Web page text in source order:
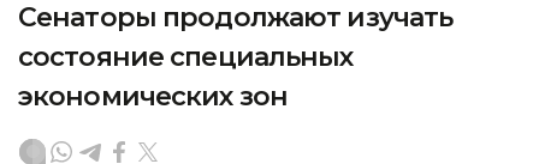
Сенаторы продолжают изучать
состояние специальных
экономических зон